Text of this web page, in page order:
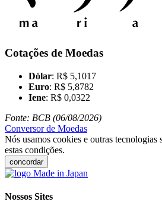
Cotações de Moedas
Dólar: R$ 5,1017
Euro: R$ 5,8782
Iene: R$ 0,0322
Fonte: BCB (06/08/2026)
Conversor de Moedas
Nós usamos cookies e outras tecnologias
estas condições.
concordar
Nossos Sites